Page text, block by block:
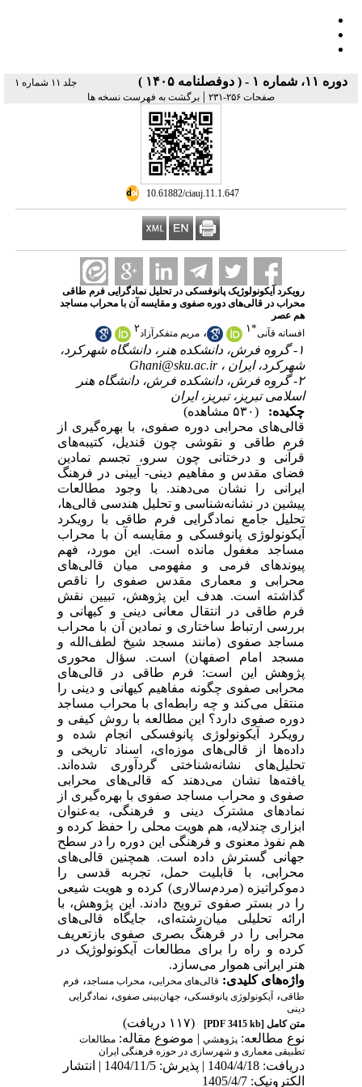
دوره ۱۱، شماره ۱ - ( دوفصلنامه ۱۴۰۵ )
جلد ۱۱ شماره ۱
صفحات ۲۵۶-۲۳۱
| برگشت به فهرست نسخه ها
‎ 10.61882/ciauj.11.1.647
رویکرد آیکونولوژیک پانوفسکی در تحلیل نمادگرایی فرم طاقی
محراب در قالی‌های دوره صفوی و مقایسه آن با محراب مساجد
هم ‌عصر
افسانه قآنی*۱ ، مریم متفکرآزاد۲
۱- گروه فرش، دانشکده هنر، دانشگاه شهرکرد،
شهرکرد، ایران ،Ghani@sku.ac.ir
۲- گروه فرش، دانشکده فرش، دانشگاه هنر
اسلامی تبریز، تبریز، ایران
چکیده:
(۵۳۰ مشاهده)
قالی‌های محرابی دوره صفوی، با بهره‌گیری از
فرم طاقی و نقوشی چون قندیل، کتیبه‌های
قرآنی و درختانی چون سرو، تجسم نمادین
فضای مقدس و مفاهیم دینی- آیینی در فرهنگ
ایرانی را نشان می‌دهند. با وجود مطالعات
پیشین در نشانه‌شناسی و تحلیل هندسی قالی‌ها،
تحلیل جامع نمادگرایی فرم طاقی با رویکرد
آیکونولوژی پانوفسکی و مقایسه آن با محراب
مساجد مغفول مانده است. این مورد، فهم
پیوندهای فرمی و مفهومی میان قالی‌های
محرابی و معماری مقدس صفوی را ناقص
گذاشته است. هدف این پژوهش، تبیین نقش
فرم طاقی در انتقال معانی دینی و کیهانی و
بررسی ارتباط ساختاری و نمادین آن با محراب
مساجد صفوی (مانند مسجد شیخ لطف‌الله و
مسجد امام اصفهان) است. سؤال محوری
پژوهش این است: فرم طاقی در قالی‌های
محرابی صفوی چگونه مفاهیم کیهانی و دینی را
منتقل می‌کند و چه رابطه‌ای با محراب مساجد
دوره صفوی دارد؟ این مطالعه با روش کیفی و
رویکرد آیکونولوژی پانوفسکی انجام شده و
داده‌ها از قالی‌های موزه‌ای، اسناد تاریخی و
تحلیل‌های نشانه‌شناختی گردآوری شده‌اند.
یافته‌ها نشان می‌دهند که قالی‌های محرابی
صفوی و محراب مساجد صفوی با بهره‌گیری از
نمادهای مشترک دینی و فرهنگی، به‌عنوان
ابزاری چندلایه، هم هویت محلی را حفظ کرده و
هم نفوذ معنوی و فرهنگی این دوره را در سطح
جهانی گسترش داده است. همچنین قالی‌های
محرابی، با قابلیت حمل، تجربه قدسی را
دموکراتیزه (مردم‌سالاری) کرده و هویت شیعی
را در بستر صفوی ترویج دادند. این پژوهش، با
ارائه تحلیلی میان‌رشته‌ای، جایگاه قالی‌های
محرابی را در فرهنگ بصری صفوی بازتعریف
کرده و راه را برای مطالعات آیکونولوژیک در
هنر ایرانی هموار می‌سازد.
واژه‌های کلیدی: قالی‌های محرابی، محراب مساجد ، فرم
طاقی،آیکونولوژی پانوفسکی، جهان‌بینی صفوی، نمادگرایی
دینی
متن کامل [PDF 3415 kb]
(۱۱۷ دریافت)
نوع مطالعه: پژوهشي| موضوع مقاله: مطالعات
تطبیقی معماری و شهرسازی در حوزه فرهنگی ایران
دریافت: 1404/4/18 | پذیرش: 1404/11/5 | انتشار
الکترونیک: 1405/4/7